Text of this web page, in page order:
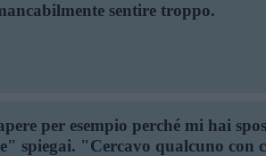
sentire troppo.
per esempio perché mi hai
spiegai. "Cercavo qualcuno con